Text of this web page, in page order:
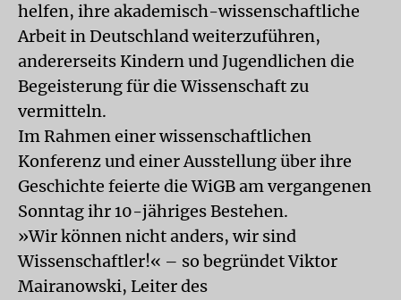
helfen, ihre akademisch-wissenschaftliche
Arbeit in Deutschland weiterzuführen,
andererseits Kindern und Jugendlichen die
Begeisterung für die Wissenschaft zu
vermitteln.
Im Rahmen einer wissenschaftlichen
Konferenz und einer Ausstellung über ihre
Geschichte feierte die WiGB am vergangenen
Sonntag ihr 10-jähriges Bestehen.
»Wir können nicht anders, wir sind
Wissenschaftler!« – so begründet Viktor
Mairanowski, Leiter des